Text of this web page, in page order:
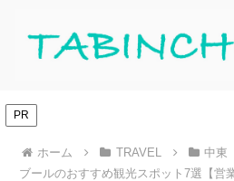
PR
ホーム TRAVEL 中東
ブールのおすすめ観光スポット7選【営